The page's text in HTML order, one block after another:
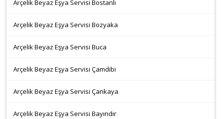
Arçelik Beyaz Eşya Servisi Bostanlı
Arçelik Beyaz Eşya Servisi Bozyaka
Arçelik Beyaz Eşya Servisi Buca
Arçelik Beyaz Eşya Servisi Çamdibi
Arçelik Beyaz Eşya Servisi Çankaya
Arçelik Beyaz Eşya Servisi Bayındır